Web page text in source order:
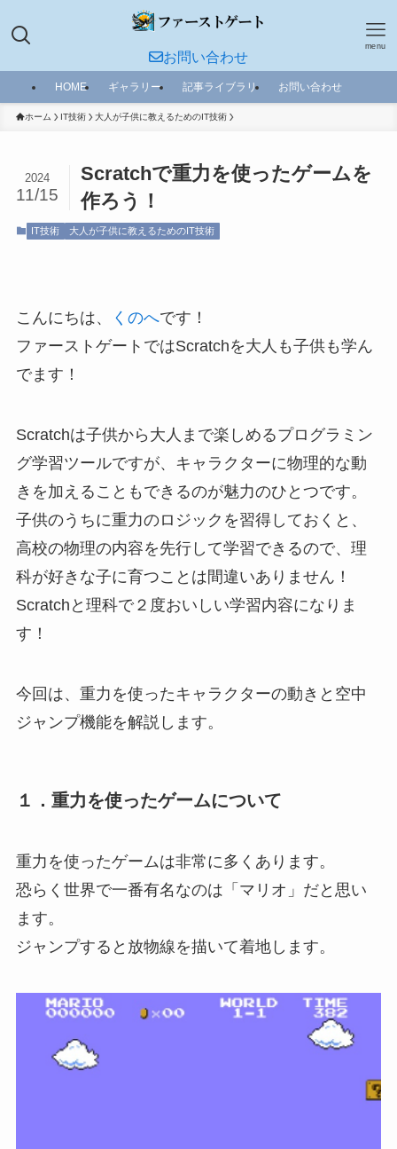
お問い合わせ
menu
HOME ギャラリー 記事ライブラリ お問い合わせ
ホーム IT技術 大人が子供に教えるためのIT技術
Scratchで重力を使ったゲームを
作ろう！
2024
11/15
IT技術 大人が子供に教えるためのIT技術
こんにちは、 くのへです！
ファーストゲートではScratchを大人も子供も学ん
でます！
Scratchは子供から大人まで楽しめるプログラミン
グ学習ツールですが、キャラクターに物理的な動
きを加えることもできるのが魅力のひとつです。
子供のうちに重力のロジックを習得しておくと、
高校の物理の内容を先行して学習できるので、理
科が好きな子に育つことは間違いありません！
Scratchと理科で２度おいしい学習内容になりま
す！
今回は、重力を使ったキャラクターの動きと空中
ジャンプ機能を解説します。
１．重力を使ったゲームについて
重力を使ったゲームは非常に多くあります。
恐らく世界で一番有名なのは「マリオ」だと思い
ます。
ジャンプすると放物線を描いて着地します。